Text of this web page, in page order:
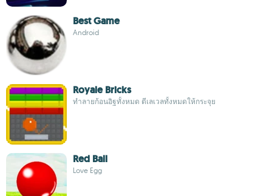
Best Game
Android
Royale Bricks
ทำลายก้อนอิฐทั้งหมด ตีเลเวลทั้งหมดให้กระจุย
Red Ball
Love Egg